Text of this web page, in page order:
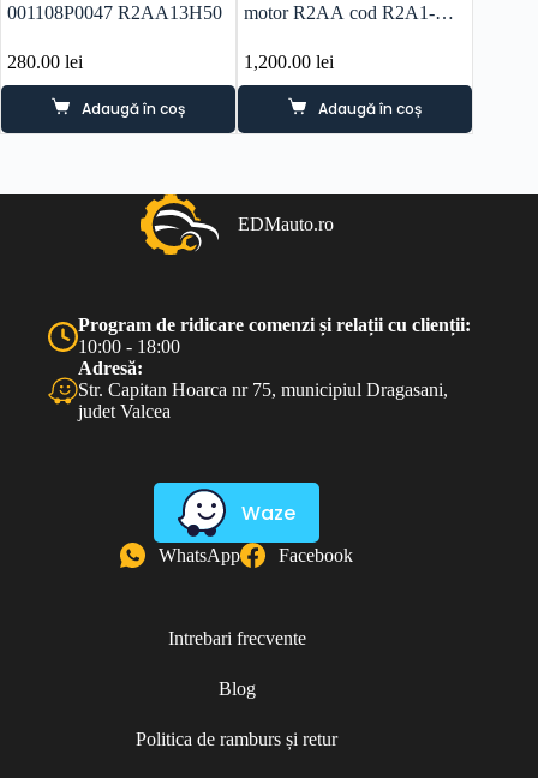
001108P0047 R2AA13H50
280.00 lei
Adaugă în coș
motor R2AA cod R2A1-
1,200.00lei
Adaugă în coș
EDMauto.ro
Program de ridicare comenzi și relații cu clienții:
10:00 - 18:00
Adresă:
Str. Capitan Hoarca nr 75, municipiul Dragasani,
judet Valcea
Waze
WhatsApp Facebook
Intrebari frecvente
Blog
Politica de ramburs și retur